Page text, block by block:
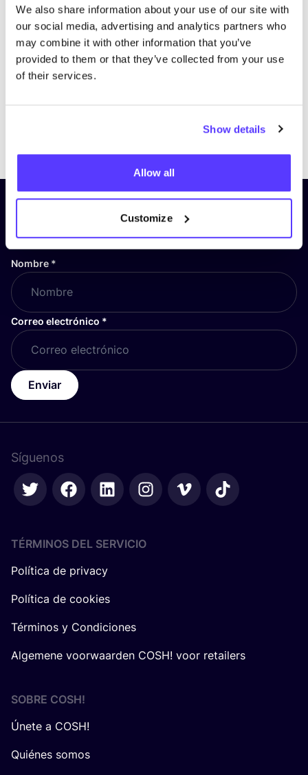
We also share information about your use of our site with
our social media, advertising and analytics partners who
may combine it with other information that you’ve
provided to them or that they’ve collected from your use
of their services.
Show details
Allow all
Customize
PreviousNext
¡Suscríbete a nuestro boletín
y mantente informado!
Nombre *
Correo electrónico *
Enviar
Síguenos
TÉRMINOS DEL SERVICIO
Política de privacy
Política de cookies
Términos y Condiciones
Algemene voorwaarden COSH! voor retailers
SOBRE COSH!
Únete a COSH!
Quiénes somos